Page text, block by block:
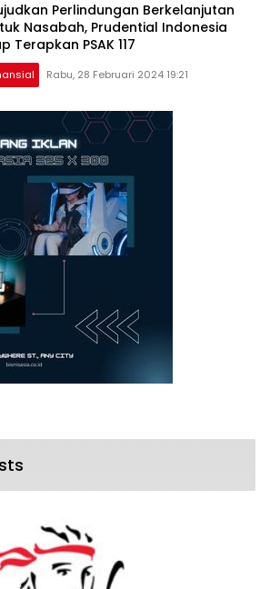
Perlindungan Berkelanjutan
Nasabah, Prudential Indonesia
Terapkan PSAK 117
Rabu, 28 Februari 2024 19:21